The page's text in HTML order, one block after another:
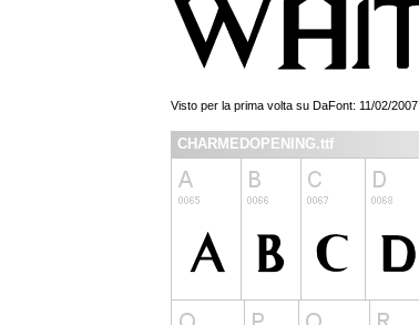
Visto per la prima volta su DaFont: 11/02/2007
CHARMEDOPENING.ttf